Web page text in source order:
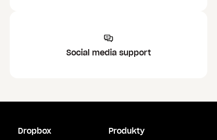
Social media support
Dropbox Produkty